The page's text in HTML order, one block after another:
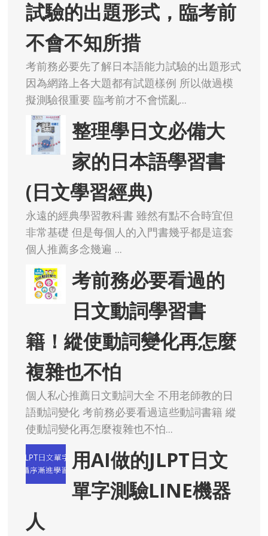
試驗的出題形式，臨考前
不會不知所措
考前務必要先了解日本語能力試驗的出題形式
因為網路上各大題都有試題樣例 所以做過模
擬測驗很重要 臨考前才不會慌亂...
整理學日文必備大
家的日本語學習書
(日文學習經典)
永遠的經典學習教科書 雖然有點不合時宜但
非常基礎 但是每個人的入門書幾乎都是這套
個人推薦多念幾遍 ...
考前務必要看過的
日文動詞學習書
籍！縱使動詞變化再怎麼
複雜也不怕
個人私心推薦日文動詞大全 不用老師教的日
語動詞變化 考前務必要看過這些動詞書籍 縱
使動詞變化再怎麼複雜也不怕...
用AI做的JLPT日文
單字測驗LINE機器
人